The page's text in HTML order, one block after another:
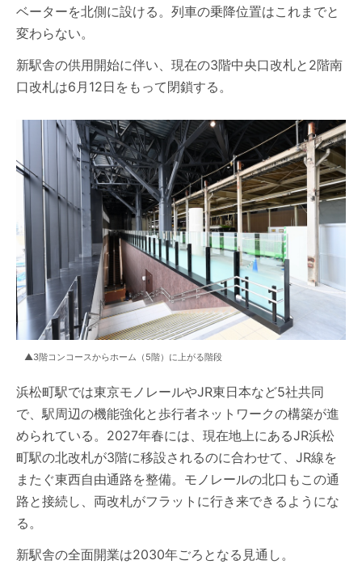
ベーターを北側に設ける。列車の乗降位置はこれまでと
変わらない。
新駅舎の供用開始に伴い、現在の3階中央口改札と2階南
口改札は6月12日をもって閉鎖する。
▲3階コンコースからホーム（5階）に上がる階段
浜松町駅では東京モノレールやJR東日本など5社共同
で、駅周辺の機能強化と歩行者ネットワークの構築が進
められている。2027年春には、現在地上にあるJR浜松
町駅の北改札が3階に移設されるのに合わせて、JR線を
またぐ東西自由通路を整備。モノレールの北口もこの通
路と接続し、両改札がフラットに行き来できるようにな
る。
新駅舎の全面開業は2030年ごろとなる見通し。